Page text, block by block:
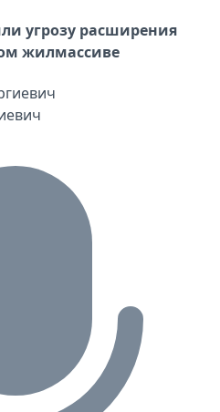
угрозу расширения
жилмассиве